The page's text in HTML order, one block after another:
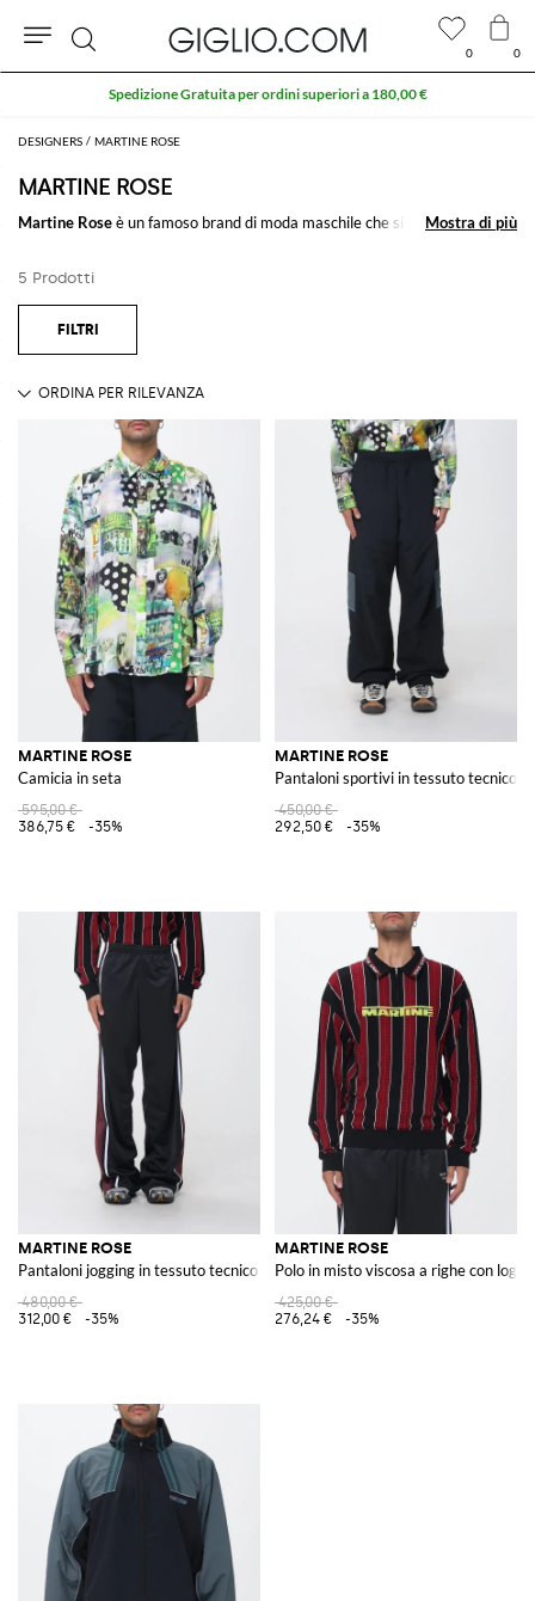
DESIGNERS MARTINE ROSE
MARTINE ROSE
Martine Roseè un famoso brand di moda maschileche si forma tra la
e delle camicie larghe con stampa che immaginiamo subito pensando al
mood rilassato dello stile giamaicano.
Mostra di più
Mostra di più
5 Prodotti
MARTINE ROSE
Camicia in seta
595,00 €
386,75 €
-35%
MARTINE ROSE
Pantaloni sportivi in tessuto tecnico
450,00 €
292,50 €
-35%
MARTINE ROSE
Pantaloni jogging in tessuto tecnico
480,00 €
312,00 €
-35%
MARTINE ROSE
Polo in misto viscosa a righe con logo
425,00 €
276,24 €
-35%
0 0
Cerca
Spedizione Gratuita per ordini superiori a 180,00 €